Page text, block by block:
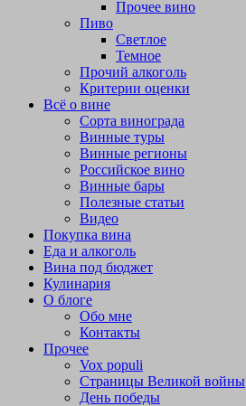
Прочее вино
Пиво
Светлое
Темное
Прочий алкоголь
Критерии оценки
Всё о вине
Сорта винограда
Винные туры
Винные регионы
Российское вино
Винные бары
Полезные статьи
Видео
Покупка вина
Еда и алкоголь
Вина под бюджет
Кулинария
О блоге
Обо мне
Контакты
Прочее
Vox populi
Страницы Великой войны
День победы